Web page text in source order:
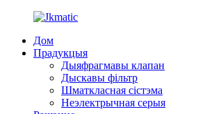
Дом
Прадукцыя
Дыяфрагмавы клапан
Дыскавы фільтр
Шматкласная сістэма
Неэлектрычная серыя